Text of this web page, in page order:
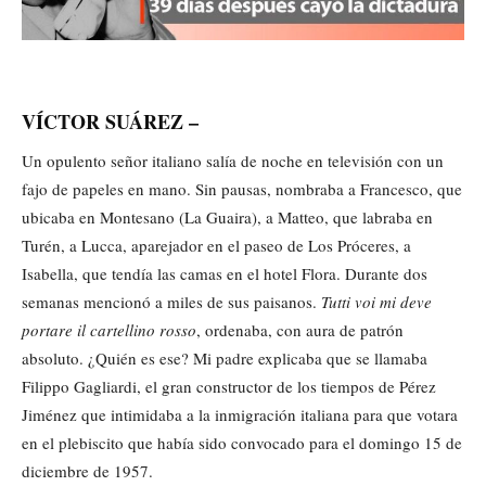
VÍCTOR SUÁREZ –
Un opulento señor italiano salía de noche en televisión con un
fajo de papeles en mano. Sin pausas, nombraba a Francesco, que
ubicaba en Montesano (La Guaira), a Matteo, que labraba en
Turén, a Lucca, aparejador en el paseo de Los Próceres, a
Isabella, que tendía las camas en el hotel Flora. Durante dos
semanas mencionó a miles de sus paisanos. Tutti voi mi deve
portare il cartellino rosso, ordenaba, con aura de patrón
absoluto. ¿Quién es ese? Mi padre explicaba que se llamaba
Filippo Gagliardi, el gran constructor de los tiempos de Pérez
Jiménez que intimidaba a la inmigración italiana para que votara
en el plebiscito que había sido convocado para el domingo 15 de
diciembre de 1957.